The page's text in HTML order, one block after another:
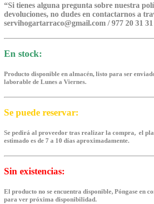
“Si tienes alguna pregunta sobre nuestra
devoluciones, no dudes en contactarnos a
servihogartarraco@gmail.com / 977 20 31
En stock:
Producto disponible en almacén, listo para ser
laborable de Lunes a Viernes.
Se puede reservar:
Se pedirá al proveedor tras realizar la compra, el
estimado es de 7 a 10 días aproximadamente.
Sin existencias:
El producto no se encuentra disponible, Póngase en
para ver próxima disponibilidad.